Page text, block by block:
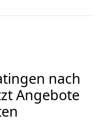
nach
Angebote